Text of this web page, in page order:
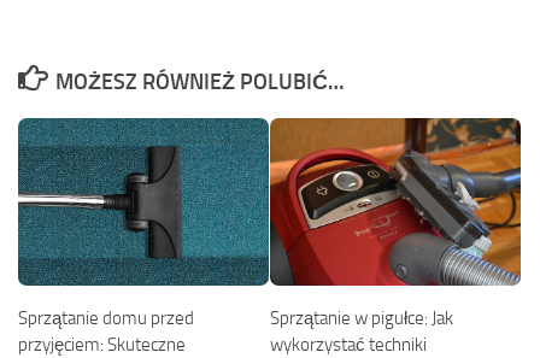
MOŻESZ RÓWNIEŻ POLUBIĆ…
Sprzątanie domu przed
przyjęciem: Skuteczne
Sprzątanie w pigułce: Jak
wykorzystać techniki